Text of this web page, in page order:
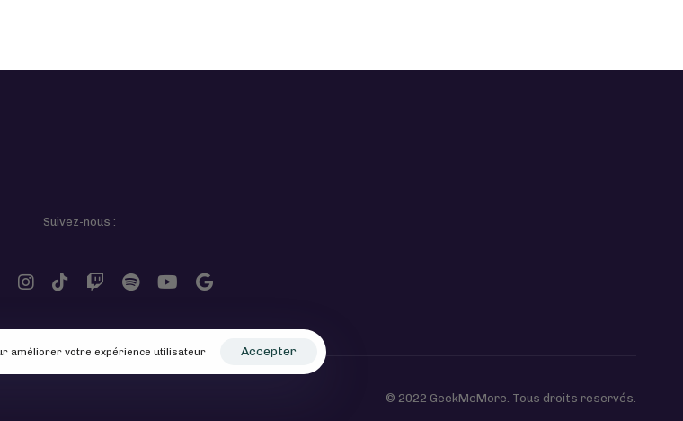
Suivez-nous :
© 2022 GeekMeMore. Tous droits reservés.
améliorer votre expérience utilisateur Accepter